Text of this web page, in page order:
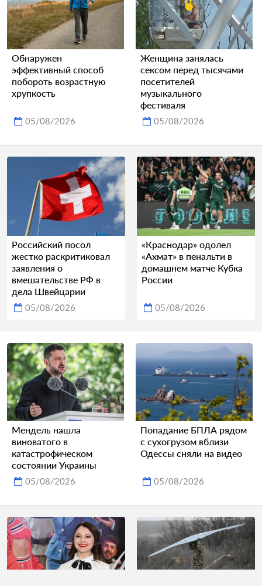
Обнаружен
эффективный способ
побороть возрастную
хрупкость
05/08/2026
Женщина занялась
сексом перед тысячами
посетителей
музыкального
фестиваля
05/08/2026
Российский посол
жестко раскритиковал
заявления о
вмешательстве РФ в
дела Швейцарии
05/08/2026
«Краснодар» одолел
«Ахмат» в пенальти в
домашнем матче Кубка
России
05/08/2026
Мендель нашла
виноватого в
катастрофическом
состоянии Украины
05/08/2026
Попадание БПЛА рядом
с сухогрузом вблизи
Одессы сняли на видео
05/08/2026